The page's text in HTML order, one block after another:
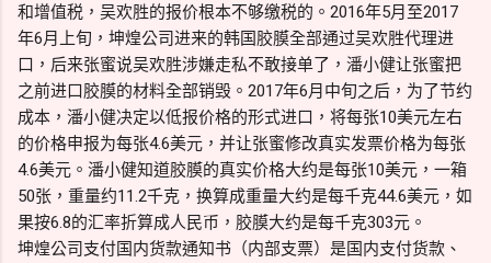
和增值税，吴欢胜的报价根本不够缴税的。2016年5月至2017
年6月上旬，坤煌公司进来的韩国胶膜全部通过吴欢胜代理进
口，后来张蜜说吴欢胜涉嫌走私不敢接单了，潘小健让张蜜把
之前进口胶膜的材料全部销毁。2017年6月中旬之后，为了节约
成本，潘小健决定以低报价格的形式进口，将每张10美元左右
的价格申报为每张4.6美元，并让张蜜修改真实发票价格为每张
4.6美元。潘小健知道胶膜的真实价格大约是每张10美元，一箱
50张，重量约11.2千克，换算成重量大约是每千克44.6美元，如
果按6.8的汇率折算成人民币，胶膜大约是每千克303元。
坤煌公司支付国内货款通知书（内部支票）是国内支付货款、